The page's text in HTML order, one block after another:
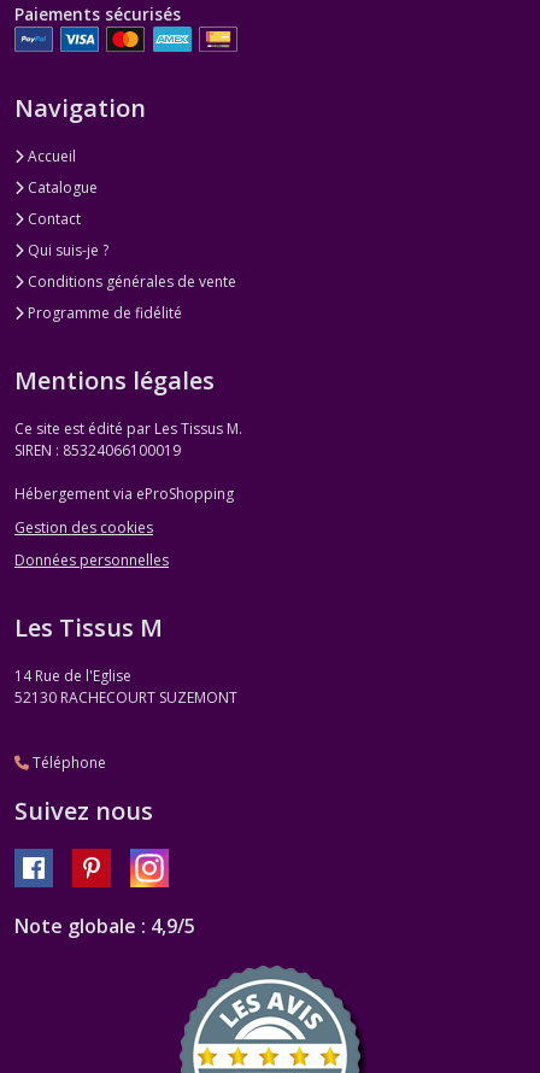
Paiements sécurisés
Navigation
Accueil
Catalogue
Contact
Qui suis-je ?
Conditions générales de vente
Programme de fidélité
Mentions légales
Ce site est édité par Les Tissus M.
SIREN : 85324066100019
Hébergement via eProShopping
Gestion des cookies
Données personnelles
Les Tissus M
14 Rue de l'Eglise
52130 RACHECOURT SUZEMONT
Téléphone
Suivez nous
Note globale : 4,9/5